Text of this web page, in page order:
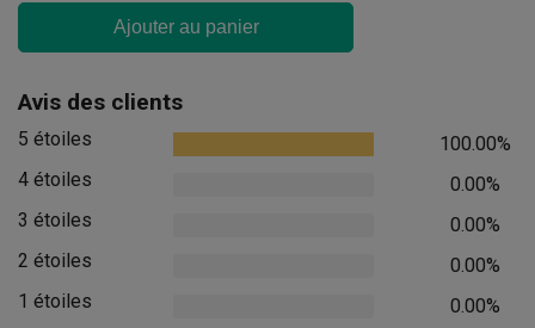
Ajouter au panier
Avis des clients
5 étoiles
100.00%
4 étoiles
0.00%
3 étoiles
0.00%
2 étoiles
0.00%
1 étoiles
0.00%